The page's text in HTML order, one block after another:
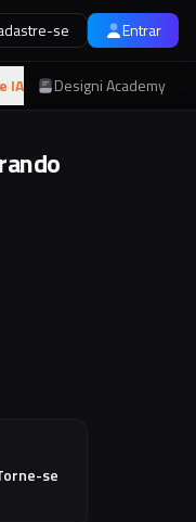
se Entrar
IA Designi Academy
se